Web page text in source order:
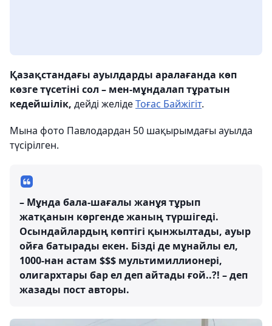
Қазақстандағы ауылдарды аралағанда көп
көзге түсетіні сол – мен-мұндалап тұратын
кедейшілік, дейді желідеТоғас Байжігіт.
Мына фото Павлодардан 50 шақырымдағы ауылда
түсірілген.
– Мұнда бала-шағалы жанұя тұрып
жатқанын көргенде жаның түршігеді.
Осындайлардың көптігі қынжылтады, ауыр
ойға батырады екен. Бізді де мұнайлы ел,
1000-нан астам $$$ мультимиллионері,
олигархтары бар ел деп айтады ғой..?! – деп
жазады пост авторы.